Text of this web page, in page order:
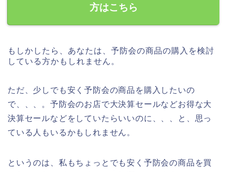
方はこちら
もしかしたら、あなたは、予防会の商品の購入を検討
している方かもしれません。
ただ、少しでも安く予防会の商品を購入したいの
で、、、。予防会のお店で大決算セールなどお得な大
決算セールなどをしていたらいいのに、、、と、思っ
ている人もいるかもしれません。
というのは、私もちょっとでも安く予防会の商品を買